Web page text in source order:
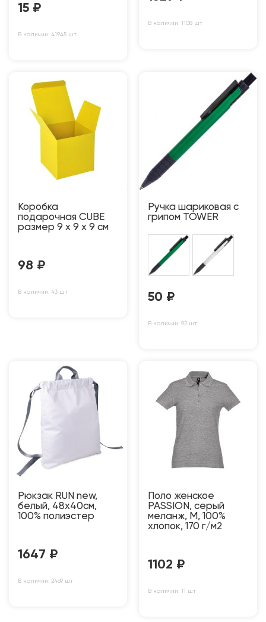
15 ₽
В наличии: 41945 шт
В наличии: 1108 шт
Коробка
подарочная CUBE
размер 9 x 9 x 9 см
98 ₽
В наличии: 43 шт
Ручка шариковая с
грипом TOWER
50 ₽
В наличии: 92 шт
Рюкзак RUN new,
белый, 48х40см,
100% полиэстер
1647 ₽
В наличии: 2469 шт
Поло женское
PASSION, серый
меланж, M, 100%
хлопок, 170 г/м2
1102 ₽
В наличии: 11 шт